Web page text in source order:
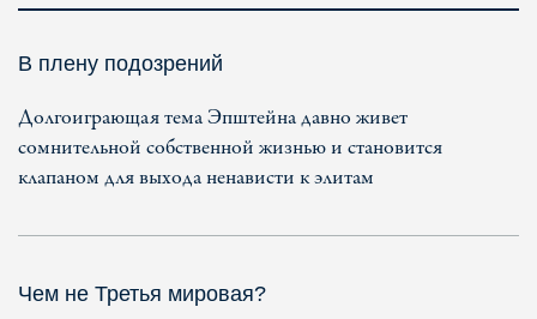
В плену подозрений
Долгоиграющая тема Эпштейна давно живет
сомнительной собственной жизнью и становится
клапаном для выхода ненависти к элитам
Чем не Третья мировая?